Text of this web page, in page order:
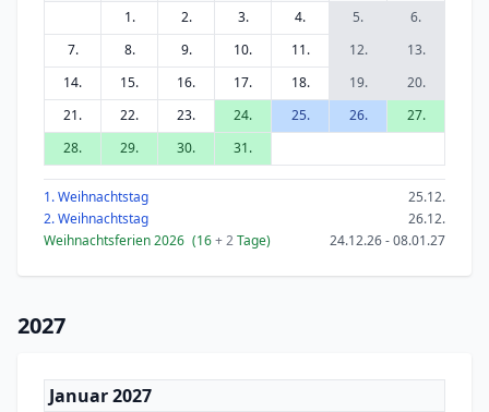
1.
2. 3. 4. 5.
6.
7.
8. 9. 10. 11. 12.
13.
14.
15. 16. 17. 18. 19.
20.
21.
22. 23. 24. 25. 26.
27.
28.
29. 30. 31.
1. Weihnachtstag
25.12.
2. Weihnachtstag
26.12.
Weihnachtsferien 2026 (16+ 2Tage) 24.12.26 - 08.01.27
2027
Januar 2027